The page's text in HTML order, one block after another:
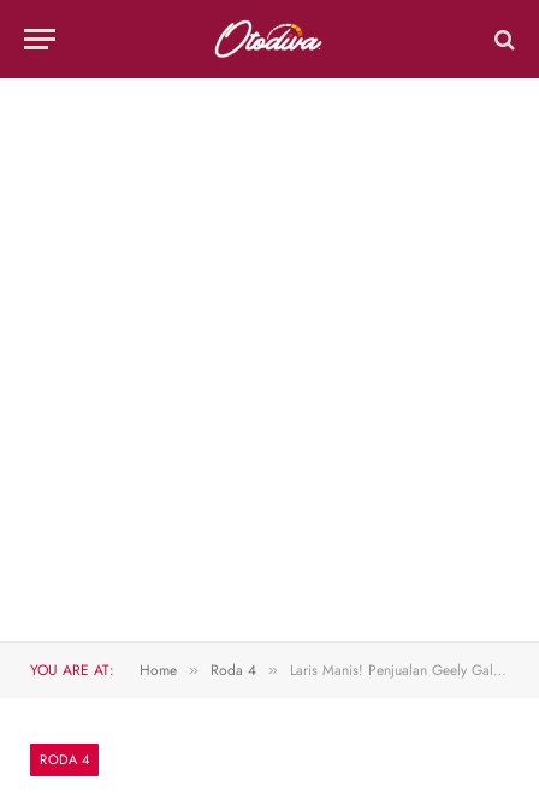
YOU ARE AT: Home » Roda 4 » Laris Manis! Penjualan Geely Galaxy E5 Tembus 150 Ribu Unit
RODA 4